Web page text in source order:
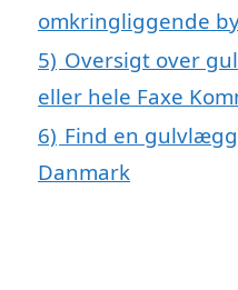
omkringliggende
5) Oversigt over
eller hele Faxe
6) Find en
Danmark